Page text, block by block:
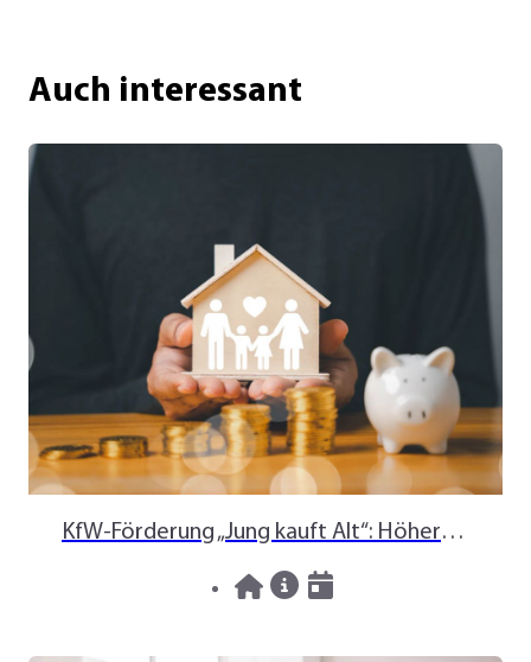
Auch interessant
KfW-Förderung „Jung kauft Alt“: Höhere Kredite ab August 2026
News
06.08.2026